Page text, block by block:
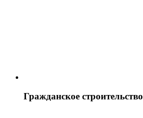
Гражданское строительство